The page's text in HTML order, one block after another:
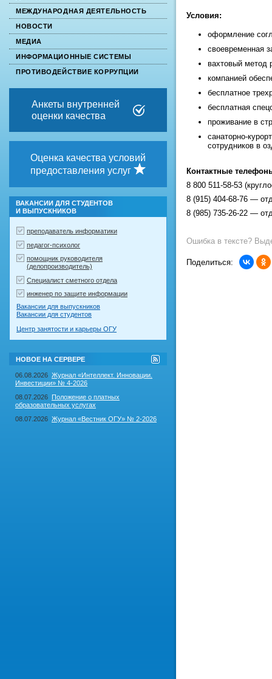
МЕЖДУНАРОДНАЯ ДЕЯТЕЛЬНОСТЬ
НОВОСТИ
МЕДИА
ИНФОРМАЦИОННЫЕ СИСТЕМЫ
ПРОТИВОДЕЙСТВИЕ КОРРУПЦИИ
Анкеты внутренней
оценки качества
Оценка качества условий
предоставления услуг
ВАКАНСИИ ДЛЯ СТУДЕНТОВ
И ВЫПУСКНИКОВ
преподаватель информатики
педагог-психолог
помощник руководителя
(делопроизводитель)
Специалист сметного отдела
инженер по защите информации
Вакансии для выпускников
Вакансии для студентов
Центр занятости и карьеры ОГУ
НОВОЕ НА СЕРВЕРЕ
RSS-
лента
на
06.08.2026 Журнал «Интеллект. Инновации.
Инвестиции» № 4-2026
08.07.2026 Положение о платных
образовательных услугах
08.07.2026 Журнал «Вестник ОГУ» № 2-2026
Условия:
оформление
своевременная
вахтовый метод
компанией
бесплатное
бесплатная
проживание в
санаторно-
сотрудников в
Контактные
8 800 511-58-53
8 (915) 404-68-76 —
8 (985) 735-26-22 —
Ошибка в тексте?
Поделиться: